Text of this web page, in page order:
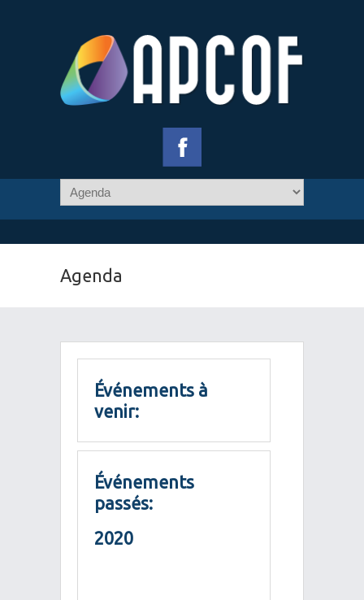
Agenda
Événements à
venir:
Événements
passés:
2020